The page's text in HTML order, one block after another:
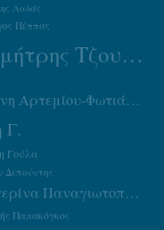
Λαδάς
Πέππας
Δημήτρης Τζουμάκας
Ελένη Αρτεμίου-Φωτιάδου
Γ.
Γούλα
Δεπούντης
Κατερίνα Παναγιωτοπούλου
Παπακόγκος